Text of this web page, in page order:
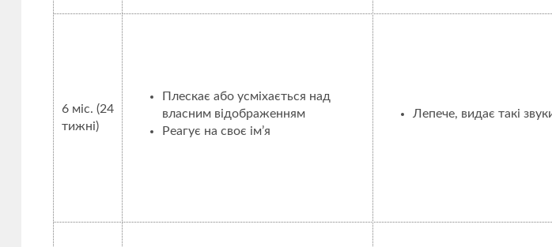
6 міс. (24
тижні)
Плескає або усміхається над
власним відображенням
Реагує на своє ім’я
Лепече, видає такі